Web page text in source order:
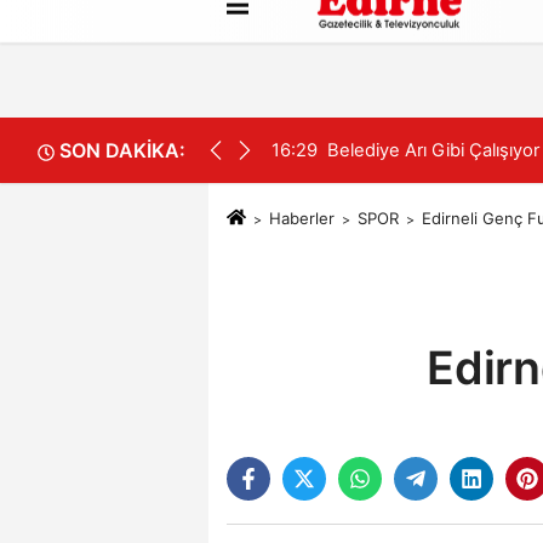
İletişim Çerez Politikası
SON DAKİKA: 16:12 Kuşun Teması Tarlaları Yaktı
Haberler SPOR Edirneli Genç